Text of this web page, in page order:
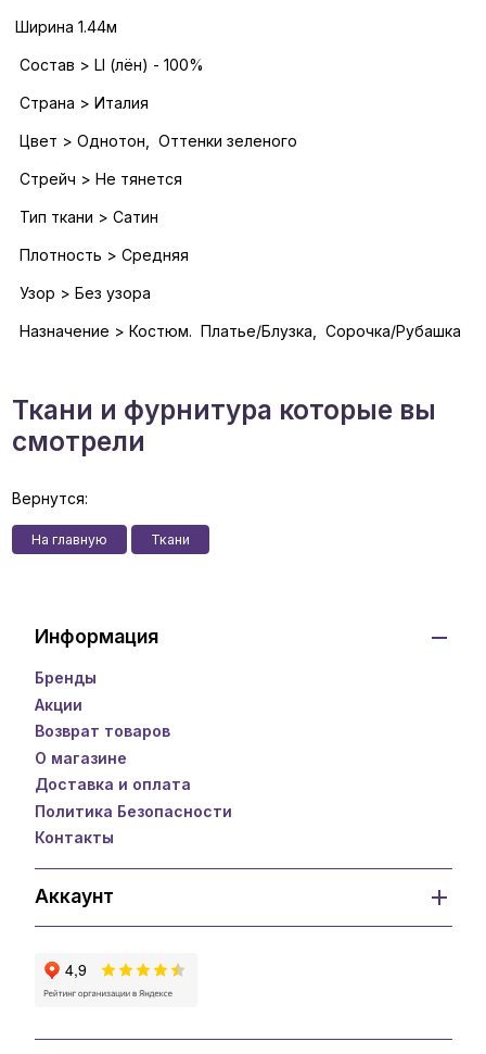
Ширина 1.44м
Состав > LI (лён) - 100%
Страна > Италия
Цвет > Однотон, Оттенки зеленого
Стрейч > Не тянется
Тип ткани > Сатин
Плотность > Средняя
Узор > Без узора
Назначение > Костюм. Платье/Блузка, Сорочка/Рубашка
Ткани и фурнитура которые вы
смотрели
Вернутся:
На главную Ткани
Информация
Бренды
Акции
Возврат товаров
О магазине
Доставка и оплата
Политика Безопасности
Контакты
Аккаунт